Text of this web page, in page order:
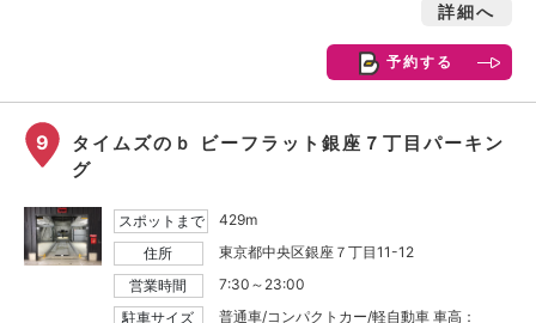
詳細へ
予約する
9
タイムズのｂ ビーフラット銀座７丁目パーキン
グ
スポットまで
429m
住所
東京都中央区銀座７丁目11-12
営業時間
7:30～23:00
駐車サイズ
普通車/コンパクトカー/軽自動車 車高：